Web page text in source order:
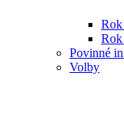
Povinné
Volby